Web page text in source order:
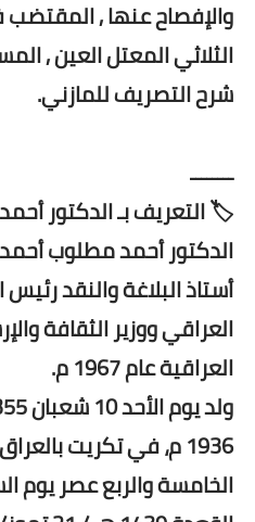
والإفصاح عنها ,
الثلاثي المعتل العين ,
شرح التصريف للمازني.
ــــــــ
🏷️ التعريف بـ الدكتور
الدكتور أحمد مطلوب
أستاذ البلاغة والنقد
العراقي ووزير الثقافة
العراقية عام 1967 م.
1936 م، في تكريت